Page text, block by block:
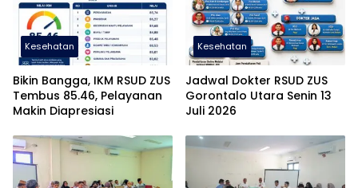
Kesehatan
Bikin Bangga, IKM RSUD ZUS
Tembus 85.46, Pelayanan
Makin Diapresiasi
Kesehatan
Jadwal Dokter RSUD ZUS
Gorontalo Utara Senin 13
Juli 2026